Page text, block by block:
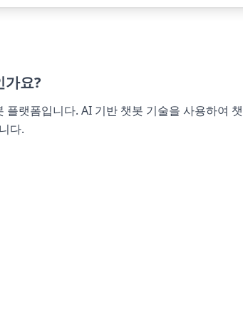
요?
랫폼입니다. AI 기반 챗봇 기술을 사용하여
다.